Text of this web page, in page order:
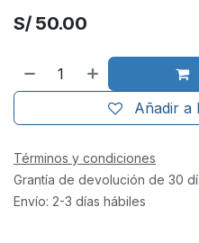
S/ 50.00
Añadir a
Términos y condiciones
Grantía de devolución de 30
Envío: 2-3 días hábiles